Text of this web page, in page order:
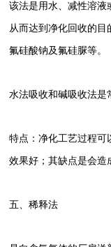
该法是用水、减性溶液
从而达到净化回收的目
氟硅酸钠及氟硅脲等。
水法吸收和碱吸收法是
特点：净化工艺过程可
效果好；其缺点是会造
五、稀释法